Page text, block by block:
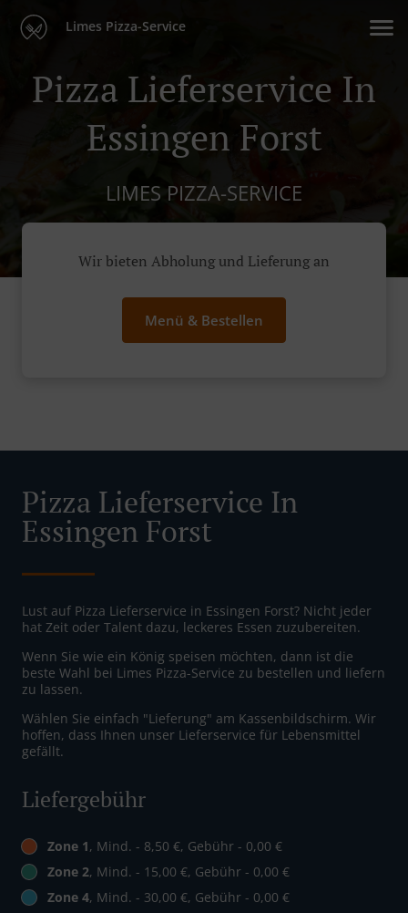
Limes Pizza-Service
Pizza Lieferservice In
Essingen Forst
LIMES PIZZA-SERVICE
Wir bieten Abholung und Lieferung an
Menü & Bestellen
Pizza Lieferservice In
Essingen Forst
Lust auf Pizza Lieferservice in Essingen Forst? Nicht jeder
hat Zeit oder Talent dazu, leckeres Essen zuzubereiten.
Wenn Sie wie ein König speisen möchten, dann ist die
beste Wahl bei Limes Pizza-Service zu bestellen und liefern
zu lassen.
Wählen Sie einfach "Lieferung" am Kassenbildschirm. Wir
hoffen, dass Ihnen unser Lieferservice für Lebensmittel
gefällt.
Liefergebühr
Zone 1, Mind. - 8,50 €, Gebühr - 0,00 €
Zone 2, Mind. - 15,00 €, Gebühr - 0,00 €
Zone 4, Mind. - 30,00 €, Gebühr - 0,00 €